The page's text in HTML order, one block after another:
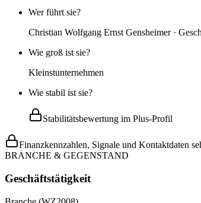
Wer führt sie?
Christian Wolfgang Ernst Gensheimer ·
Wie groß ist sie?
Kleinstunternehmen
Wie stabil ist sie?
Stabilitätsbewertung im Plus-Profil
Finanzkennzahlen, Signale und Kontaktdaten
BRANCHE & GEGENSTAND
Geschäftstätigkeit